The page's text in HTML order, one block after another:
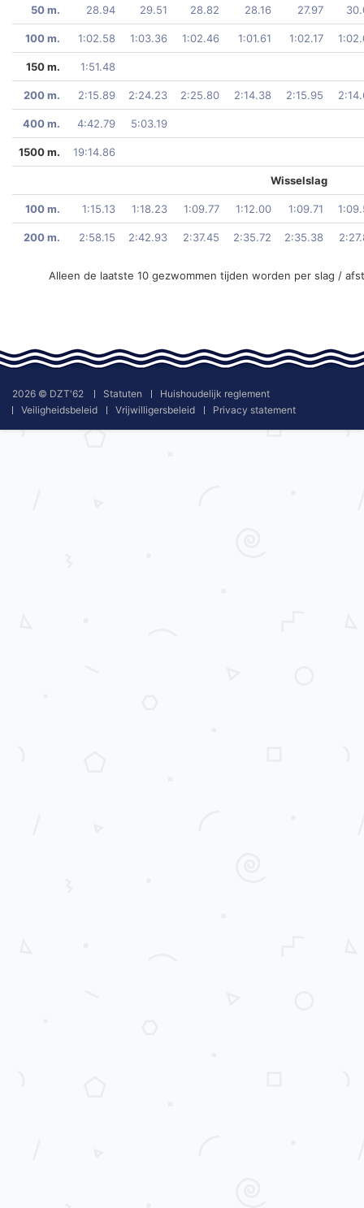
50 m. 28.94 29.51 28.82 28.16 27.97
100 m. 1:02.58 1:03.36 1:02.46 1:01.61 1:02.17
150 m. 1:51.48
200 m. 2:15.89 2:24.23 2:25.80 2:14.38 2:15.95
400 m. 4:42.79 5:03.19
1500 m. 19:14.86
Wisselslag
100 m. 1:15.13 1:18.23 1:09.77 1:12.00 1:09.71
200 m. 2:58.15 2:42.93 2:37.45 2:35.72 2:35.38
Alleen de laatste 10 gezwommen tijden worden per slag /
2026 © DZT'62 Statuten
Huishoudelijk reglement
Veiligheidsbeleid
Vrijwilligersbeleid Privacy statement